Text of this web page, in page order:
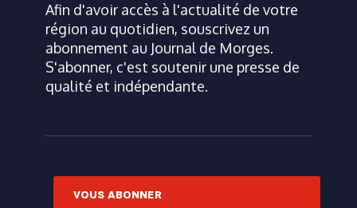
Afin d'avoir accès à l'actualité de votre
région au quotidien, souscrivez un
abonnement au Journal de Morges.
S'abonner, c'est soutenir une presse de
qualité et indépendante.
VOUS ABONNER